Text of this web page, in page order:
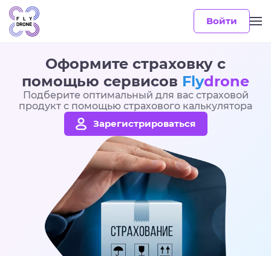
Войти
Оформите страховку с
помощью сервисов Flydrone
Подберите оптимальный для вас страховой
продукт с помощью страхового калькулятора
Зарегистрироваться